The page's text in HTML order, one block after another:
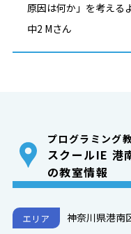
原因は何か」を考える
中2 Mさん
プログラミング
スクールIE 港
の教室情報
エリア 神奈川県港南